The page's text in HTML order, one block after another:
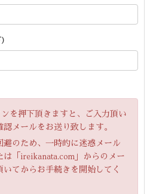
)
を押下頂きますと、ご入力頂い
メールをお送り致します。
のため、一時的に迷惑メール
「ireikanata.com」からのメー
てからお手続きを開始してく